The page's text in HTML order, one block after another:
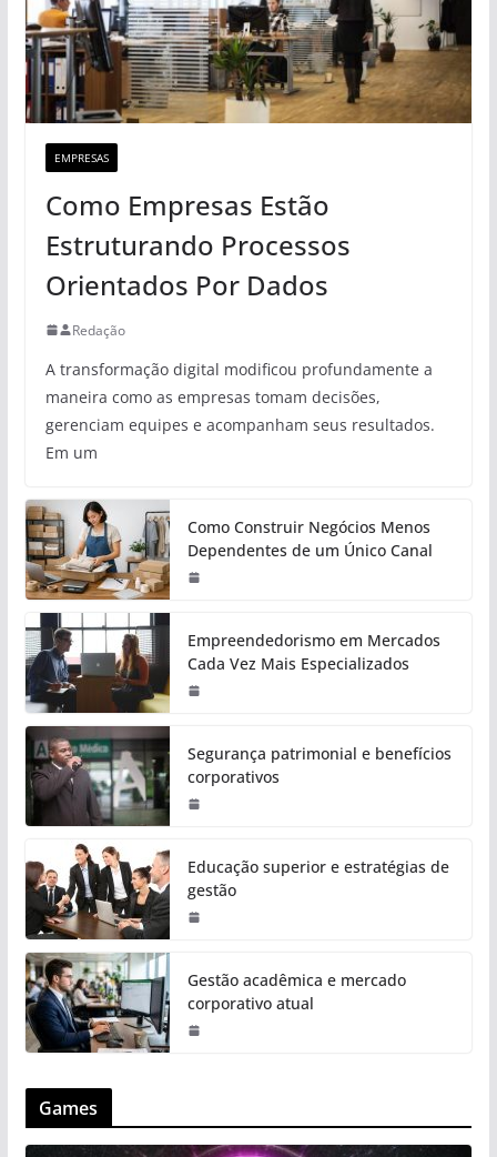
EMPRESAS
Como Empresas Estão
Estruturando Processos
Orientados Por Dados
Redação
A transformação digital modificou profundamente a
maneira como as empresas tomam decisões,
gerenciam equipes e acompanham seus resultados.
Em um
Como Construir Negócios Menos
Dependentes de um Único Canal
Empreendedorismo em Mercados
Cada Vez Mais Especializados
Segurança patrimonial e benefícios
corporativos
Educação superior e estratégias de
gestão
Gestão acadêmica e mercado
corporativo atual
Games